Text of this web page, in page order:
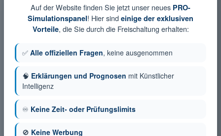
Auf der Website finden Sie jetzt unser neues PRO-
Simulationspanel! Hier sind einige der exklusiven
Vorteile, die Sie durch die Freischaltung erhalten:
✅ Alle offiziellen Fragen, keine ausgenommen
🧠 Erklärungen und Prognosen mit Künstlicher
Intelligenz
♾️ Keine Zeit- oder Prüfungslimits
🚫 Keine Werbung